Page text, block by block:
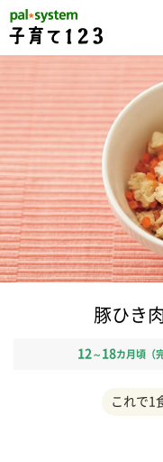
豚ひき
12 ～ 18カ月頃（
これで1